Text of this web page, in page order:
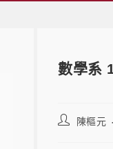
數學系
陳樞元